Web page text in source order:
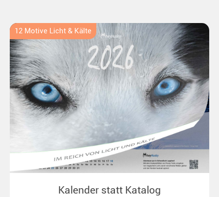
12 Motive Licht & Kälte
Kalender statt Katalog